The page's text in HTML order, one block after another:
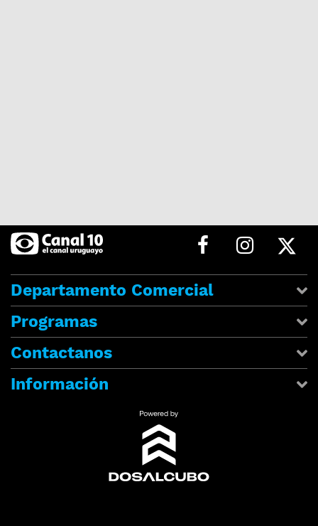
Departamento Comercial
Programas
Contactanos
Información